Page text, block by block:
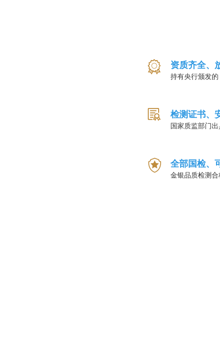
资质齐全、
持有央行颁发
检测证书、
国家质监部门
全部国检、
金银品质检测